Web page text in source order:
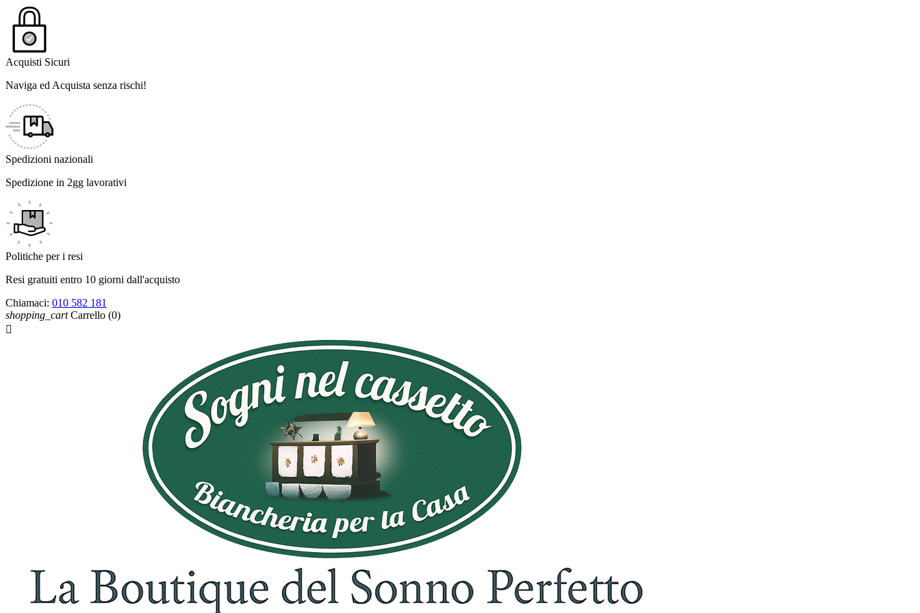
Acquisti Sicuri
Naviga ed Acquista senza rischi!
Spedizioni nazionali
Spedizione in 2gg lavorativi
Politiche per i resi
Resi gratuiti entro 10 giorni dall'acquisto
Chiamaci: 010 582 181
shopping_cart Carrello (0)
